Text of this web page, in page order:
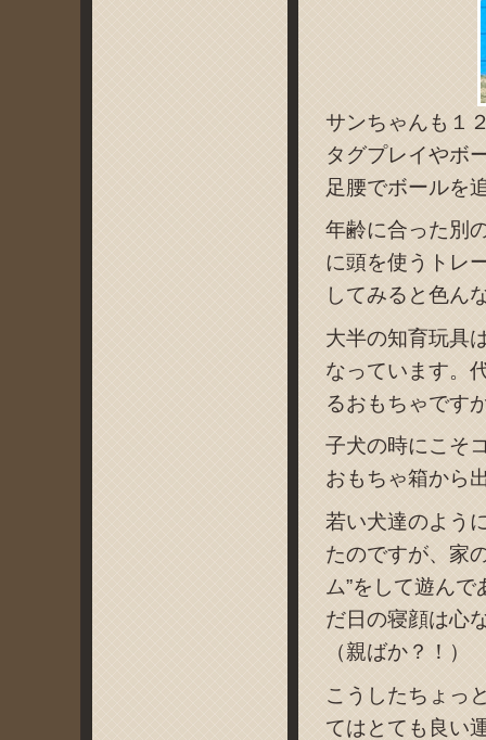
サンちゃんも１
タグプレイやボ
足腰でボールを
年齢に合った別
に頭を使うトレ
してみると色ん
大半の知育玩具
なっています。
るおもちゃです
子犬の時にこそ
おもちゃ箱から
若い犬達のよう
たのですが、家
ム”をして遊ん
だ日の寝顔は心
（親ばか？！）
こうしたちょっ
てはとても良い